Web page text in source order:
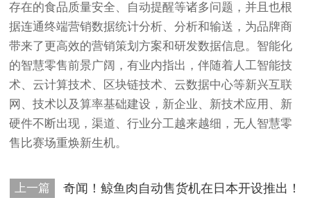
存在的食品质量安全、自动提醒等诸多问题，并且也根
据连通终端营销数据统计分析、分析和输送，为品牌商
带来了更高效的营销策划方案和研发数据信息。智能化
的智慧零售前景广阔，有业内指出，伴随着人工智能技
术、云计算技术、区块链技术、云数据中心等新兴互联
网、技术以及算率基础建设，新企业、新技术应用、新
硬件不断出现，渠道、行业分工越来越细，无人智慧零
售比赛场重焕新生机。
上一篇 奇闻！鲸鱼肉自动售货机在日本开设推出！